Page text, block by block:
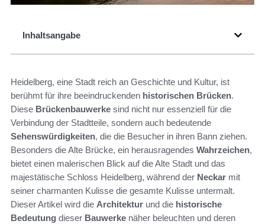
Inhaltsangabe
Heidelberg, eine Stadt reich an Geschichte und Kultur, ist
berühmt für ihre beeindruckenden historischen Brücken.
Diese Brückenbauwerke sind nicht nur essenziell für die
Verbindung der Stadtteile, sondern auch bedeutende
Sehenswürdigkeiten, die die Besucher in ihren Bann ziehen.
Besonders die Alte Brücke, ein herausragendes Wahrzeichen,
bietet einen malerischen Blick auf die Alte Stadt und das
majestätische Schloss Heidelberg, während der Neckar mit
seiner charmanten Kulisse die gesamte Kulisse untermalt.
Dieser Artikel wird die Architektur und die historische
Bedeutung dieser Bauwerke näher beleuchten und deren